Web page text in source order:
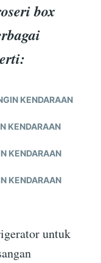
box
KENDARAAN
KENDARAAN
KENDARAAN
KENDARAAN
untuk